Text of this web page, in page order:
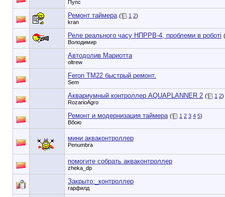
Пупс
Ремонт таймера ( 1 2)
kran
Реле реального часу НПРРВ-4, проблеми в роботі (
Володимир
Автодолив Мариотта
oltrew
Feron TM22 быстрый ремонт.
Sem
Аквариумный контроллер AQUAPLANNER 2 ( 1 2)
RozarioAgro
Ремонт и модернизация таймера ( 1 2 3 4 5)
Вбою
мини акваконтроллер
Penumbra
помогите собрать акваконтроллер
zheka_dp
Закрыто:_ контроллер
гарфилд